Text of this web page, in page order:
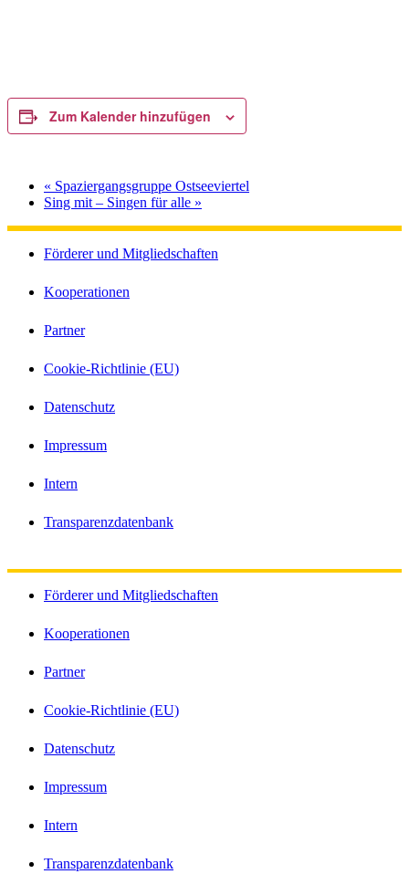
Zum Kalender hinzufügen
« Spaziergangsgruppe Ostseeviertel
Sing mit – Singen für alle »
Förderer und Mitgliedschaften
Kooperationen
Partner
Cookie-Richtlinie (EU)
Datenschutz
Impressum
Intern
Transparenzdatenbank
Förderer und Mitgliedschaften
Kooperationen
Partner
Cookie-Richtlinie (EU)
Datenschutz
Impressum
Intern
Transparenzdatenbank